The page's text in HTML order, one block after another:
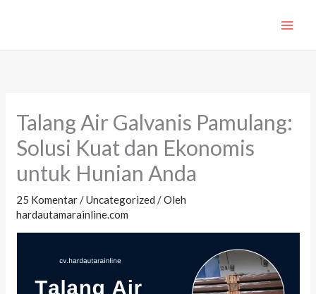
Talang Air Galvanis Pamulang:
Solusi Kuat dan Ekonomis
untuk Hunian Anda
25 Komentar /Uncategorized / Oleh
hardautamarainline.com